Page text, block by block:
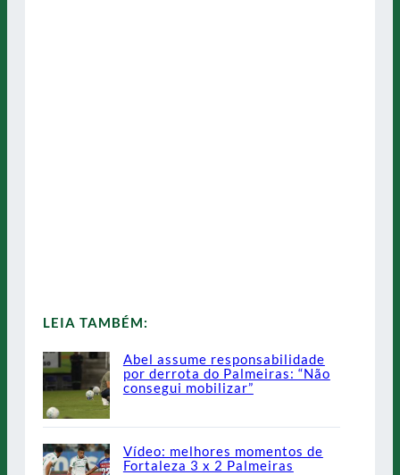
LEIA TAMBÉM:
Abel assume responsabilidade
por derrota do Palmeiras: “Não
consegui mobilizar”
Vídeo: melhores momentos de
Fortaleza 3 x 2 Palmeiras